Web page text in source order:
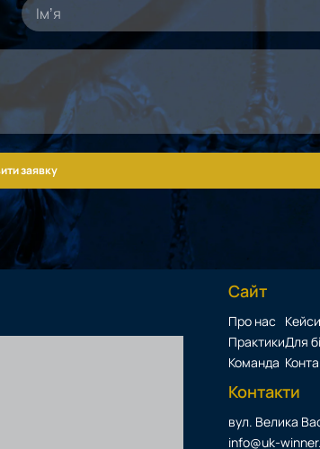
заявку
Сайт
Про нас
Практики
Команда
Кейси
Для
Контакти
вул. Велика
info@uk-